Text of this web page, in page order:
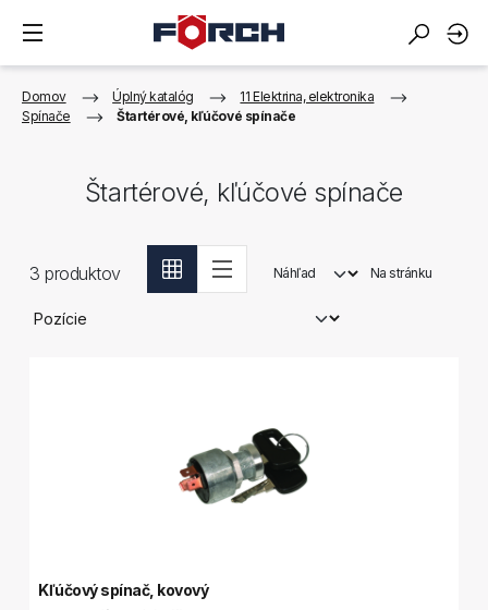
Domov Úplný katalóg
11 Elektrina, elektronika
Spínače
Štartérové, kľúčové spínače
Štartérové, kľúčové spínače
3 produktov Náhľad Na stránku
Kľúčový spínač, kovový